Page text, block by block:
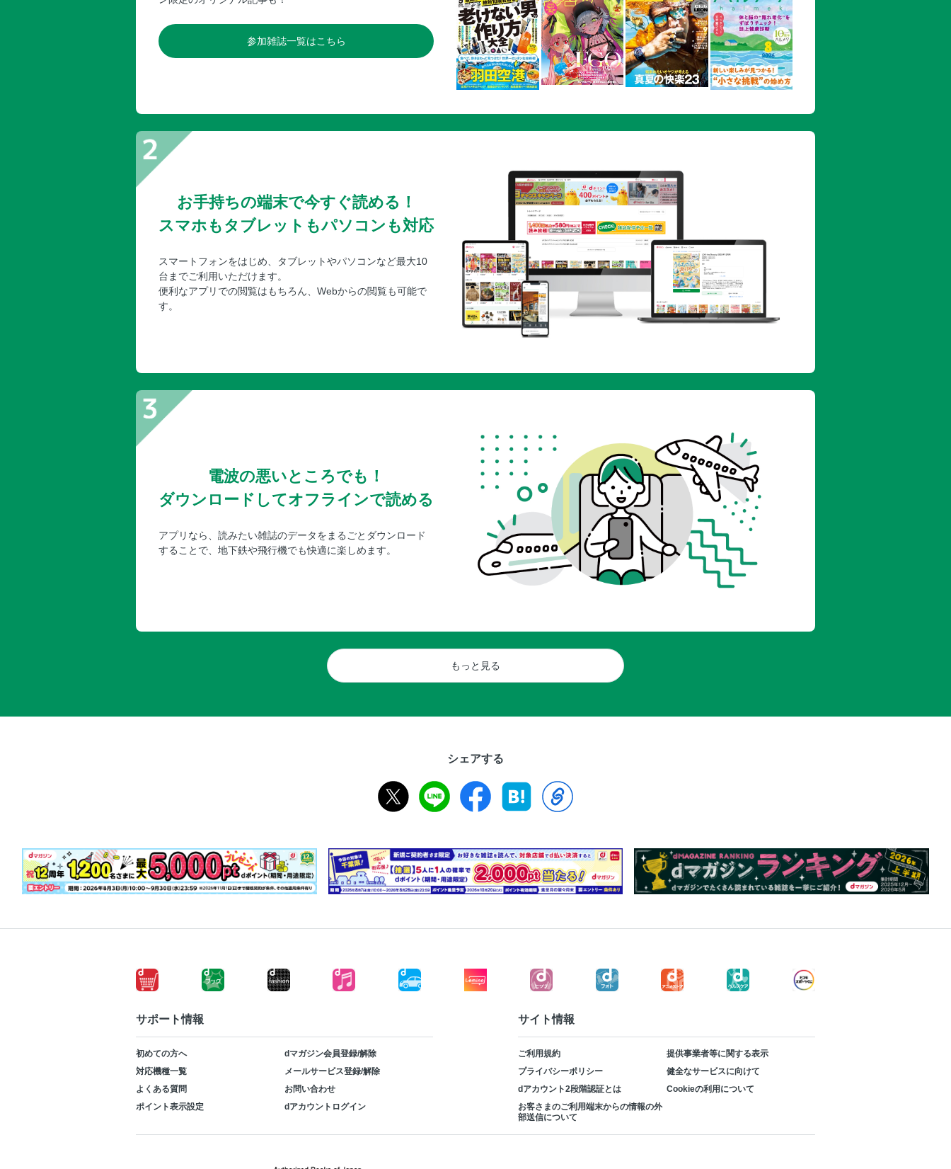
参加雑誌一覧はこちら
お手持ちの端末で今すぐ読める！
スマホもタブレットもパソコンも対応
スマートフォンをはじめ、タブレットやパソコンなど最大10
台までご利用いただけます。
便利なアプリでの閲覧はもちろん、Webからの閲覧も可能で
す。
電波の悪いところでも！
ダウンロードしてオフラインで読める
アプリなら、読みたい雑誌のデータをまるごとダウンロード
することで、地下鉄や飛行機でも快適に楽しめます。
もっと見る
シェアする
サポート情報
初めての方へ
dマガジン会員登録/解除
対応機種一覧
メールサービス登録/解除
よくある質問
お問い合わせ
ポイント表示設定
dアカウントログイン
サイト情報
ご利用規約
提供事業者等に関する表示
プライバシーポリシー
健全なサービスに向けて
dアカウント2段階認証とは
Cookieの利用について
お客さまのご利用端末からの情報の外
部送信について